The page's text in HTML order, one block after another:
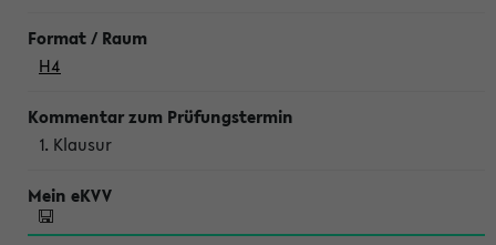
H4
1. Klausur